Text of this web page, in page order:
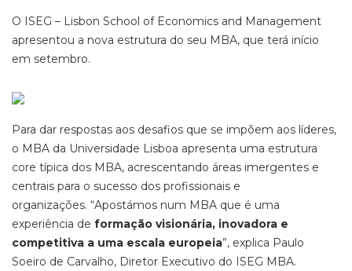
O ISEG – Lisbon School of Economics and Management
apresentou a nova estrutura do seu MBA, que terá início
em setembro.
Para dar respostas aos desafios que se impõem aos líderes,
o MBA da Universidade Lisboa apresenta uma estrutura
core típica dos MBA, acrescentando áreas imergentes e
centrais para o sucesso dos profissionais e
organizações. “Apostámos num MBA que é uma
experiência de formação visionária, inovadora e
competitiva a uma escala europeia”, explica Paulo
Soeiro de Carvalho, Diretor Executivo do ISEG MBA.